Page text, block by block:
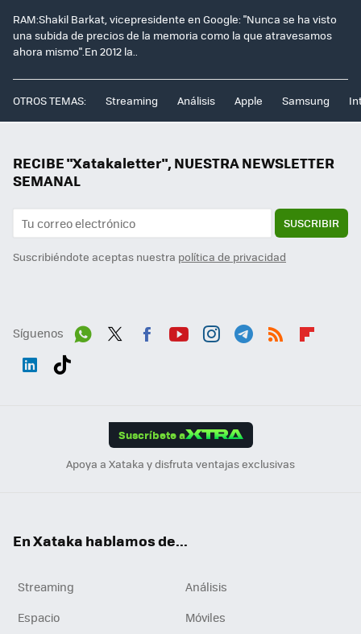
RAM:Shakil Barkat, vicepresidente en Google: "Nunca se ha visto
una subida de precios de la memoria como la que atravesamos
ahora mismo".En 2012 la..
OTROS TEMAS: Streaming Análisis Apple Samsung
RECIBE "Xatakaletter", NUESTRA NEWSLETTER
SEMANAL
SUSCRIBIR
Suscribiéndote aceptas nuestra política de privacidad
Síguenos
Suscríbete a
Apoya a Xataka y disfruta ventajas exclusivas
En Xataka hablamos de...
Streaming
Análisis
Espacio
Móviles